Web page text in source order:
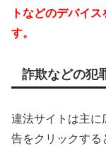
トなどのデバイ
す。
詐欺などの犯
違法サイトは主に
告をクリックする